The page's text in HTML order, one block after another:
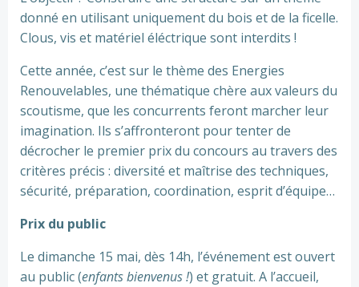
donné en utilisant uniquement du bois et de la ficelle.
Clous, vis et matériel éléctrique sont interdits !
Cette année, c’est sur le thème des Energies
Renouvelables, une thématique chère aux valeurs du
scoutisme, que les concurrents feront marcher leur
imagination. Ils s’affronteront pour tenter de
décrocher le premier prix du concours au travers des
critères précis : diversité et maîtrise des techniques,
sécurité, préparation, coordination, esprit d’équipe…
Prix du public
Le dimanche 15 mai, dès 14h, l’événement est ouvert
au public (enfants bienvenus !) et gratuit. A l’accueil,